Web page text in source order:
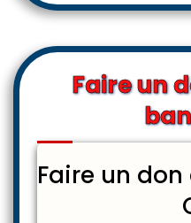
Faire un
Faire un